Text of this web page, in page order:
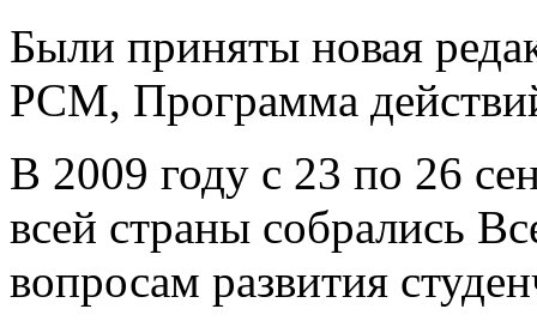
Были приняты новая
РСМ, Программа
В 2009 году с 23 по 26
всей страны собрались
вопросам развития